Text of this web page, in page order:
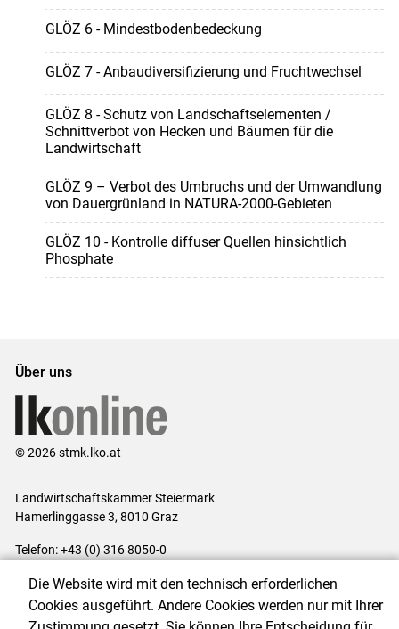
GLÖZ 6 - Mindestbodenbedeckung
GLÖZ 7 - Anbaudiversifizierung und Fruchtwechsel
GLÖZ 8 - Schutz von Landschaftselementen /
Schnittverbot von Hecken und Bäumen für die
Landwirtschaft
GLÖZ 9 – Verbot des Umbruchs und der Umwandlung
von Dauergrünland in NATURA-2000-Gebieten
GLÖZ 10 - Kontrolle diffuser Quellen hinsichtlich
Phosphate
Über uns
© 2026 stmk.lko.at
Landwirtschaftskammer Steiermark
Hamerlinggasse 3, 8010 Graz
Telefon: +43 (0) 316 8050-0
Impressum|Kontakt|Datenschutzerklärung|Barrierefreiheit|
Cookie-Einstellungen
Die Website wird mit den technisch erforderlichen
Cookies ausgeführt. Andere Cookies werden nur mit Ihrer